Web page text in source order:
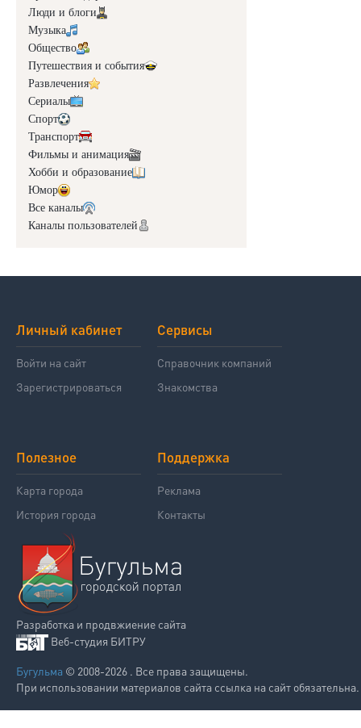
Люди и блоги
Музыка
Общество
Путешествия и события
Развлечения
Сериалы
Спорт
Транспорт
Фильмы и анимация
Хобби и образование
Юмор
Все каналы
Каналы пользователей
Личный кабинет
Войти на сайт
Зарегистрироваться
Сервисы
Справочник компаний
Знакомства
Полезное
Карта города
История города
Поддержка
Реклама
Контакты
Разработка и продвжиение сайта
Веб-студия БИТРУ
Бугульма © 2008-2026 . Все права защищены.
При использовании материалов сайта ссылка на сайт обязательна.